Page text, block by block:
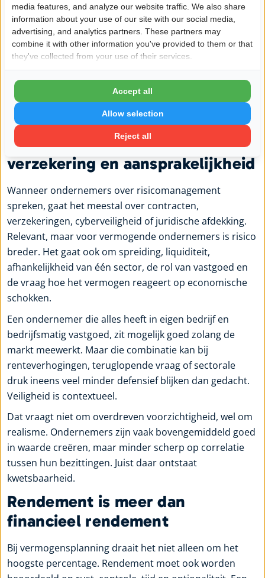
persoonlijk niet vrij.
Een volwassen vermogensaanpak vraagt daarom om
een bewuste opbouw van privévermogen naast de
onderneming. Niet uit wantrouwen richting het bedrijf,
ondernemers die gewend zijn risico te nemen,
onderschatten vaak hoe eenzijdig hun totale financiële
positie is geworden.
Risico gaat verder dan
verzekering en aansprakelijkheid
Wanneer ondernemers over risicomanagement
spreken, gaat het meestal over contracten,
verzekeringen, cyberveiligheid of juridische afdekking.
Relevant, maar voor vermogende ondernemers is risico
breder. Het gaat ook om spreiding, liquiditeit,
afhankelijkheid van één sector, de rol van vastgoed en
de vraag hoe het vermogen reageert op economische
schokken.
Een ondernemer die alles heeft in eigen bedrijf en
bedrijfsmatig vastgoed, zit mogelijk goed zolang de
markt meewerkt. Maar die combinatie kan bij
renteverhogingen, teruglopende vraag of sectorale
druk ineens veel minder defensief blijken dan gedacht.
Veiligheid is contextueel.
Dat vraagt niet om overdreven voorzichtigheid, wel om
realisme. Ondernemers zijn vaak bovengemiddeld goed
in waarde creëren, maar minder scherp op correlatie
tussen hun bezittingen. Juist daar ontstaat
kwetsbaarheid.
Rendement is meer dan
financieel rendement
Bij vermogensplanning draait het niet alleen om het
hoogste percentage. Rendement moet ook worden
media features, and analyze our website traffic. We also share
information about your use of our site with our social media,
advertising, and analytics partners. These partners may
combine it with other information you've provided to them or that
they've collected from your use of their services.
Reject all
Allow selection
Accept all